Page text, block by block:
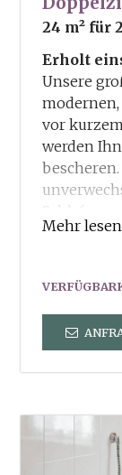
24 m² für
Erholt
Unsere
vor
werden
Betten!
Guestcard
und um
Freie
und der
Verleih
2x in der
Mehr lesen